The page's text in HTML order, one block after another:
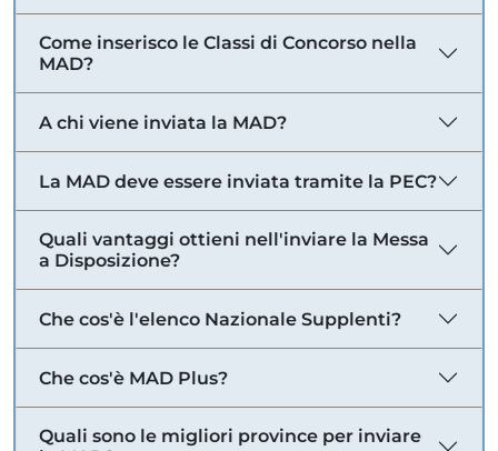
Come inserisco le Classi di Concorso nella
MAD?
A chi viene inviata la MAD?
La MAD deve essere inviata tramite la PEC?
Quali vantaggi ottieni nell'inviare la Messa
a Disposizione?
Che cos'è l'elenco Nazionale Supplenti?
Che cos'è MAD Plus?
Quali sono le migliori province per inviare